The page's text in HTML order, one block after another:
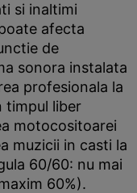
si inaltimi
afecta
de
sonora instalata
profesionala la
timpul liber
motocositoarei
muzicii in casti la
60/60: nu mai
60%).